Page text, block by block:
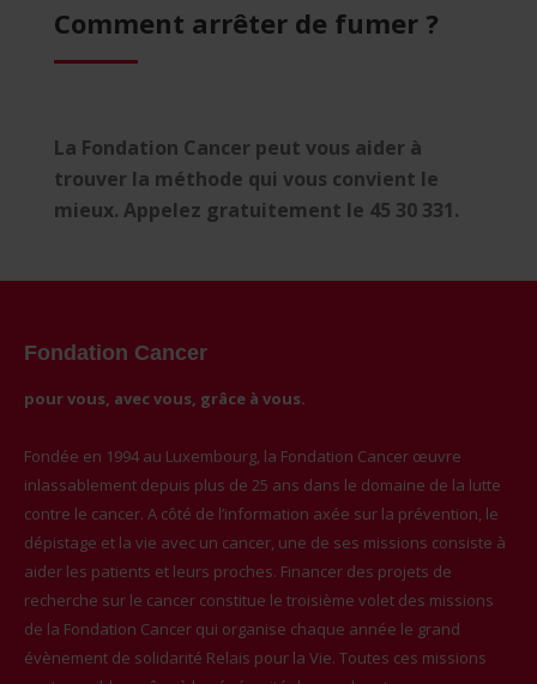
Comment arrêter de fumer ?
La Fondation Cancer peut vous aider à
trouver la méthode qui vous convient le
mieux. Appelez gratuitement le 45 30 331.
Fondation Cancer
pour vous, avec vous, grâce à vous.
Fondée en 1994 au Luxembourg, la Fondation Cancer œuvre
inlassablement depuis plus de 25 ans dans le domaine de la lutte
contre le cancer. A côté de l’information axée sur la prévention, le
dépistage et la vie avec un cancer, une de ses missions consiste à
aider les patients et leurs proches. Financer des projets de
recherche sur le cancer constitue le troisième volet des missions
de la Fondation Cancer qui organise chaque année le grand
évènement de solidarité Relais pour la Vie. Toutes ces missions